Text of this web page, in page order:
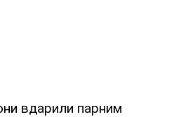
вдарили парним